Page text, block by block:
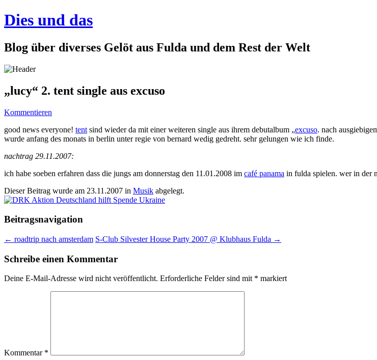
Dies und das
Blog über diverses Gelöt aus Fulda und dem Rest der Welt
„lucy“ 2. tent single aus excuso
Kommentieren
good news everyone! tent sind wieder da mit einer weiteren single aus ihrem debutalbum „excuso. nach
wurde anfang des monats in berlin unter regie von bernard wedig gedreht. sehr gelungen wie ich finde.
nachtrag 29.11.2007:
ich habe soeben erfahren dass die jungs am donnerstag den 11.01.2008 im café panama in fulda spielen. wer in der
Dieser Beitrag wurde am 23.11.2007 in Musik abgelegt.
Beitragsnavigation
← roadtrip nach amsterdam S-Club Silvester House Party 2007 @ Klubhaus Fulda →
Schreibe einen Kommentar
Deine E-Mail-Adresse wird nicht veröffentlicht. Erforderliche Felder sind mit * markiert
Kommentar *